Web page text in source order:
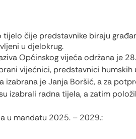
čije predstavnike biraju
u djelokrug.
Općinskog vijeća održana je
vijećnici, predstavnici
je Janja Boršić, a za
izabrali radna tijela, a zatim
u mandatu 2025. – 2029.: